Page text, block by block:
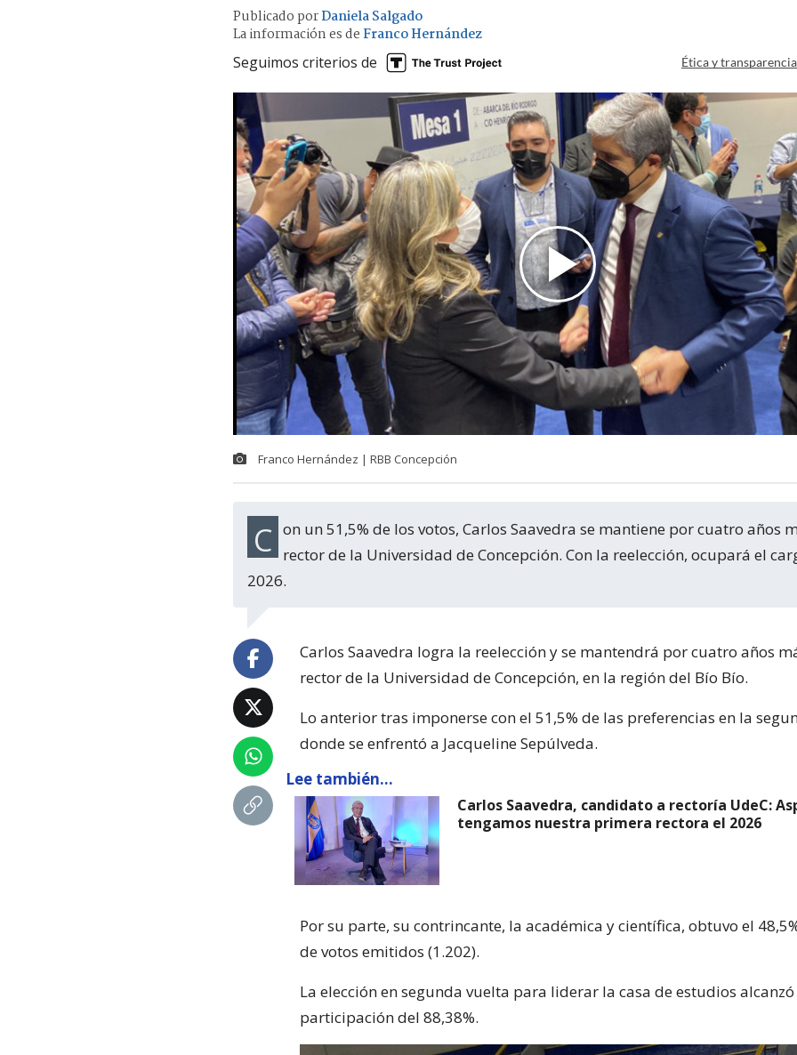
Publicado porDaniela Salgado
La información es de Franco Hernández
Seguimos criterios de Ética y
Franco Hernández | RBB Concepción
Con un 51,5% de los votos, Carlos Saavedra se mantiene por cuatro años más como rector de la Universidad de Concepción. Con la reelección, ocupará el
2026.
Carlos Saavedra logra la reelección y se mantendrá por cuatro años
rector de la Universidad de Concepción, en la región del Bío Bío.
Lo anterior tras imponerse con el 51,5% de las preferencias en la
donde se enfrentó a Jacqueline Sepúlveda.
Lee también...
Carlos Saavedra, candidato a rectoría UdeC:
tengamos nuestra primera rectora el 2026
Por su parte, su contrincante, la académica y científica, obtuvo el
de votos emitidos (1.202).
La elección en segunda vuelta para liderar la casa de estudios
participación del 88,38%.